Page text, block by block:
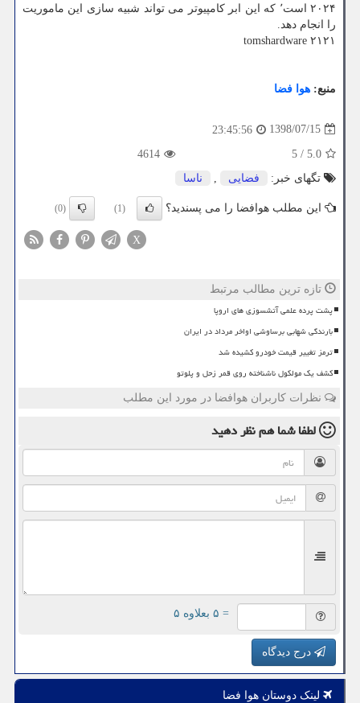
۲۰۲۴ است٬ كه این ابر كامپیوتر می تواند شبیه سازی این ماموریت
را انجام دهد.
tomshardware ۲۱۲۱
منبع: هوا فضا
1398/07/15
23:45:56
5.0
/
5
4614
تگهای خبر:
فضایی , ناسا
این مطلب هوافضا را می پسندید؟ (1)
(0)
X
تازه ترین مطالب مرتبط
پشت پرده علمی آتشسوزی های اروپا
بارندگی شهابی برساوشی اواخر مرداد در ایران
ترمز تغییر قیمت خودرو کشیده شد
کشف یک مولکول ناشناخته روی قمر زحل و پلوتو
نظرات کاربران هوافضا در مورد این مطلب
لطفا شما همنظر دهید
= ۵ بعلاوه ۵
درج دیدگاه
لینک دوستان هوا فضا